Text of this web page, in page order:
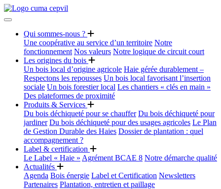
Qui sommes-nous ?
Une coopérative au service d’un territoire Notre
fonctionnement Nos valeurs Notre logique de circuit court
Les origines du bois
Un bois local d’origine agricole Haie gérée durablement –
Respectons les repousses Un bois local favorisant l’insertion
sociale Un bois forestier local Les chantiers « clés en main »
Des plateformes de proximité
Produits & Services
Du bois déchiqueté pour se chauffer Du bois déchiqueté pour
jardiner Du bois déchiqueté pour des usages agricoles Le Plan
de Gestion Durable des Haies Dossier de plantation : quel
accompagnement ?
Label & certification
Le Label « Haie » Agrément BCAE 8 Notre démarche qualité
Actualités
Agenda Bois énergie Label et Certification Newsletters
Partenaires Plantation, entretien et paillage